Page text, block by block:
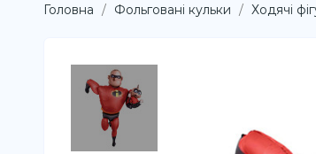
Головна Фольговані кульки Ходячі